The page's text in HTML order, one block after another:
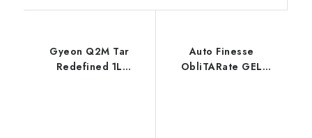
Gyeon Q2M Tar
Redefined 1L
Auto Finesse
ObliTARate GEL